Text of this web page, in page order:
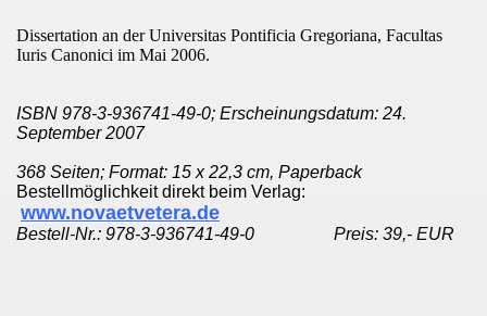
Dissertation an der Universitas Pontificia Gregoriana, Facultas
Iuris Canonici im Mai 2006.
ISBN 978-3-936741-49-0; Erscheinungsdatum: 24.
September 2007
368 Seiten; Format: 15 x 22,3 cm, Paperback
Bestellmöglichkeit direkt beim Verlag:
www.novaetvetera.de
Bestell-Nr.: 978-3-936741-49-0 Preis: 39,- EUR
KATHOLIKEN von Erzbischof Marcel Lefebvre
in der rechten apostolischen und
ÖSTERREICH und der Weltkrieg 1914-1918 A.D.